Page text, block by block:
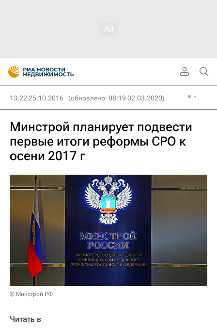
13:22 25.10.2016 (обновлено: 08:19 02.03.2020)
Минстрой планирует подвести
первые итоги реформы СРО к
осени 2017 г
© Минстрой РФ
Читать в